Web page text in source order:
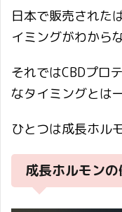
日本で販売された
イミングがわから
それではCBDプロ
なタイミングとは
ひとつは成長ホル
成長ホルモン